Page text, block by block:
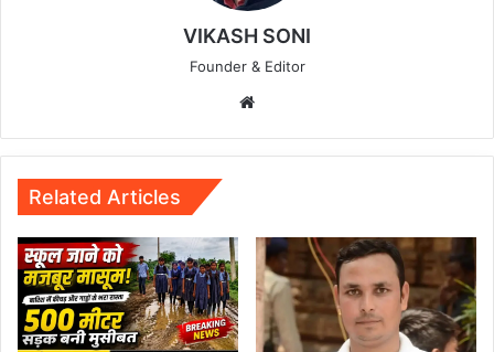
VIKASH SONI
Founder & Editor
Related Articles